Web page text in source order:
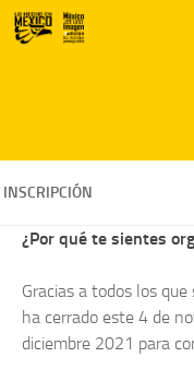
INSCRIPCIÓN
¿Por qué te sientes
Gracias a todos los
ha cerrado este 4 de
diciembre 2021 para